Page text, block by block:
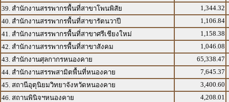
39. สำนักงานสรรพากรพื้นที่สาขาโพนพิสัย
1,344.32
40. สำนักงานสรรพากรพื้นที่สาขารัตนวาปี
1,106.84
41. สำนักงานสรรพากรพื้นที่สาขาศรีเชียงใหม่
1,158.38
42. สำนักงานสรรพากรพื้นที่สาขาสังคม
1,046.08
43. สำนักงานศุลกากรหนองคาย
65,338.47
44. สำนักงานสรรพสามิตพื้นที่หนองคาย
7,645.37
45. สถานีอุตุนิยมวิทยาจังหวัดหนองคาย
3,400.60
46. สถานพินิจฯหนองคาย
4,208.01